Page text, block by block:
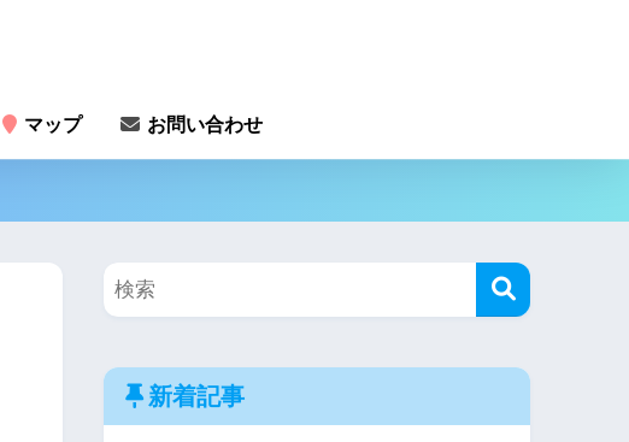
マップ お問い合わせ
新着記事